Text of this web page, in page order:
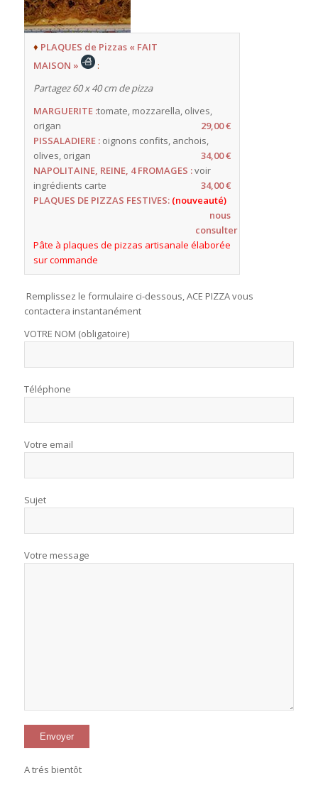
♦ PLAQUES de Pizzas « FAIT
MAISON »
:
Partagez 60 x 40 cm de pizza
MARGUERITE :tomate, mozzarella, olives,
origan
29,00 €
PISSALADIERE :oignons confits, anchois,
olives, origan
34,00 €
NAPOLITAINE, REINE, 4FROMAGES :voir
ingrédients carte
34,00 €
PLAQUES DE PIZZAS FESTIVES: (nouveauté)
nous
consulter
Pâte à plaques de pizzas artisanale élaborée
sur commande
Remplissez le formulaire ci-dessous, ACE PIZZA vous
contactera instantanément
VOTRE NOM (obligatoire)
Téléphone
Votre email
Sujet
Votre message
A trés bientôt